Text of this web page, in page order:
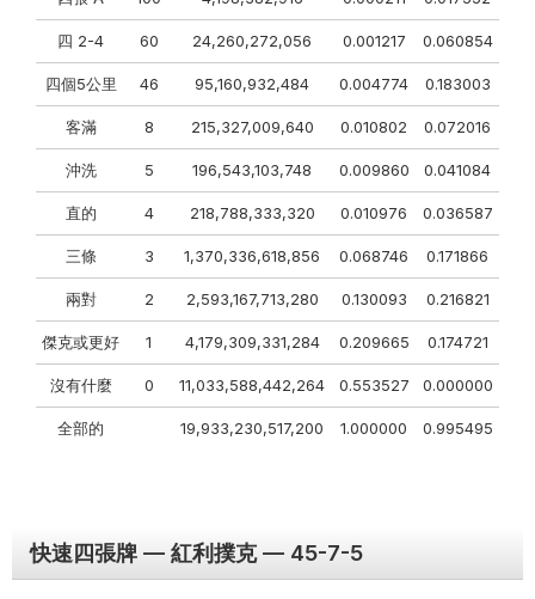
四 2-4 60 24,260,272,056 0.001217 0.060854
四個5公里 46 95,160,932,484 0.004774 0.183003
客滿 8 215,327,009,640 0.010802 0.072016
沖洗 5 196,543,103,748 0.009860 0.041084
直的 4 218,788,333,320 0.010976 0.036587
三條 3 1,370,336,618,856 0.068746 0.171866
兩對 2 2,593,167,713,280 0.130093 0.216821
傑克或更好 1 4,179,309,331,284 0.209665 0.174721
沒有什麼 0 11,033,588,442,264 0.553527 0.000000
全部的 19,933,230,517,200 1.000000 0.995495
快速四張牌 — 紅利撲克 — 45-7-5